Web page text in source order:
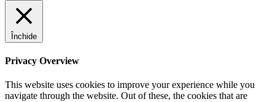
Închide
Privacy Overview
This website uses cookies to improve your experience while you
navigate through the website. Out of these, the cookies that are